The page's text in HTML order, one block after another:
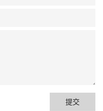
提交